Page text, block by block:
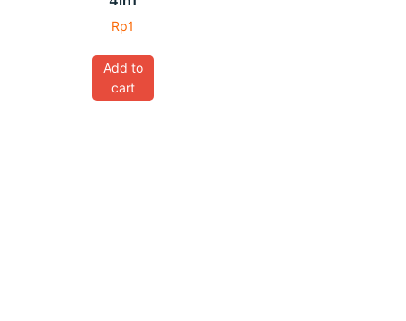
Rp1
Add to
cart